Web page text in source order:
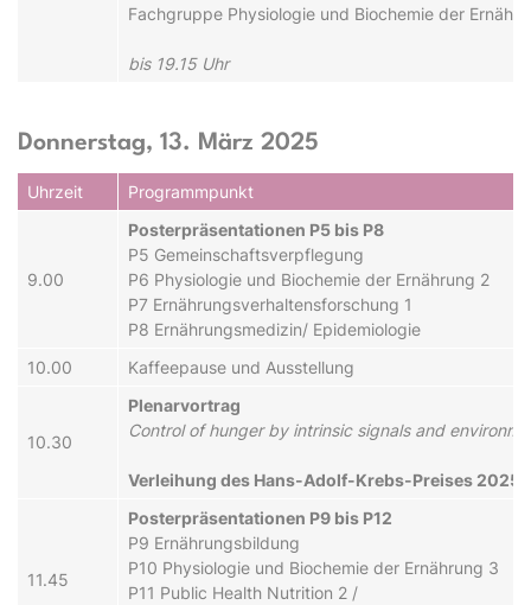
Fachgruppe Physiologie und Biochemie der
bis 19.15 Uhr
Donnerstag, 13. März 2025
Uhrzeit Programmpunkt
9.00
Posterpräsentationen P5 bis P8
P5 Gemeinschaftsverpflegung
P6 Physiologie und Biochemie der Ernährung 2
P7 Ernährungsverhaltensforschung 1
P8 Ernährungsmedizin/ Epidemiologie
10.00
Kaffeepause und Ausstellung
10.30
Plenarvortrag
Control of hunger by intrinsic signals and
Verleihung des Hans-Adolf-Krebs-Preises 2025
11.45
Posterpräsentationen P9 bis P12
P9 Ernährungsbildung
P10 Physiologie und Biochemie der Ernährung 3
P11 Public Health Nutrition 2 /